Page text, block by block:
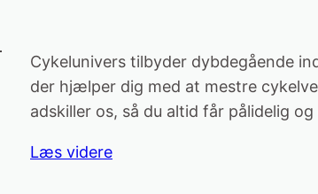
Cykelunivers tilbyder dybdegående
der hjælper dig med at mestre
adskiller os, så du altid får pålidelig
Læs videre